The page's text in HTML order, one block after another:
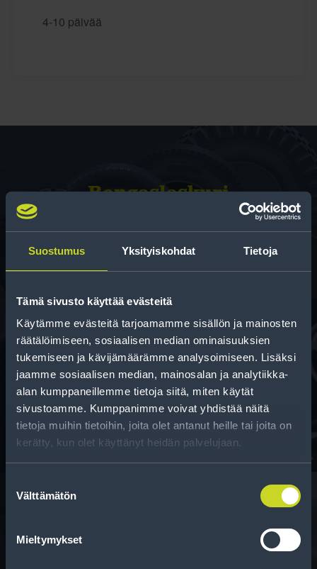
Suostumus Yksityiskohdat Tietoja
Tämä sivusto käyttää evästeitä
Käytämme evästeitä tarjoamamme sisällön ja mainosten
räätälöimiseen, sosiaalisen median ominaisuuksien
tukemiseen ja kävijämäärämme analysoimiseen. Lisäksi
jaamme sosiaalisen median, mainosalan ja analytiikka-
alan kumppaneillemme tietoja siitä, miten käytät
sivustoamme. Kumppanimme voivat yhdistää näitä
tietoja muihin tietoihin, joita olet antanut heille tai joita on
kerätty, kun olet käyttänyt heidän palvelujaan.
valinta
Välttämätön
Mieltymykset
4-10 päivää
Rengas­laskuri
Auttaa sinua valitsemaan oikean kokoisen renkaan,
kun vaihdat rengaskokoa.
Rahoitus
Tee ostoksesi RengasCenter-tilillä. Saat
maksuaikaa renkaillesi.